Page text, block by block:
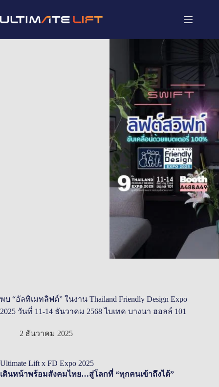
พบ “อัลทิเมทลิฟต์” ในงาน Thailand Friendly Design Expo
2025 วันที่ 11-14 ธันวาคม 2568 ไบเทค บางนา ฮอลล์ 101
2 ธันวาคม 2025
Ultimate Lift x FD Expo 2025
เดินหน้าพร้อมสังคมไทย…สู่โลกที่ “ทุกคนเข้าถึงได้”